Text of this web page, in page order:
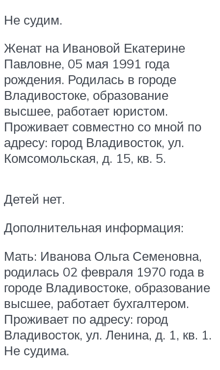
Не судим.
Женат на Ивановой Екатерине
Павловне, 05 мая 1991 года
рождения. Родилась в городе
Владивостоке, образование
высшее, работает юристом.
Проживает совместно со мной по
адресу: город Владивосток, ул.
Комсомольская, д. 15, кв. 5.
Детей нет.
Дополнительная информация:
Мать: Иванова Ольга Семеновна,
родилась 02 февраля 1970 года в
городе Владивостоке, образование
высшее, работает бухгалтером.
Проживает по адресу: город
Владивосток, ул. Ленина, д. 1, кв. 1.
Не судима.